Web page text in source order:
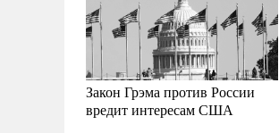
Закон Грэма против России
вредит интересам США